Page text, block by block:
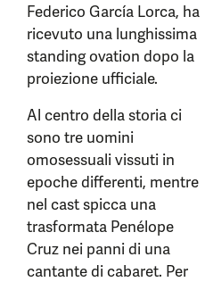
Federico García Lorca, ha
ricevuto una lunghissima
standing ovation dopo la
proiezione ufficiale.
Al centro della storia ci
sono tre uomini
omosessuali vissuti in
epoche differenti, mentre
nel cast spicca una
trasformata Penélope
Cruz nei panni di una
cantante di cabaret. Per